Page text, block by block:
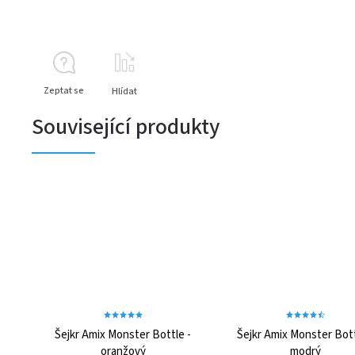
Zeptat se Hlídat
Související produkty
Šejkr Amix Monster Bottle -
Šejkr Amix Monster